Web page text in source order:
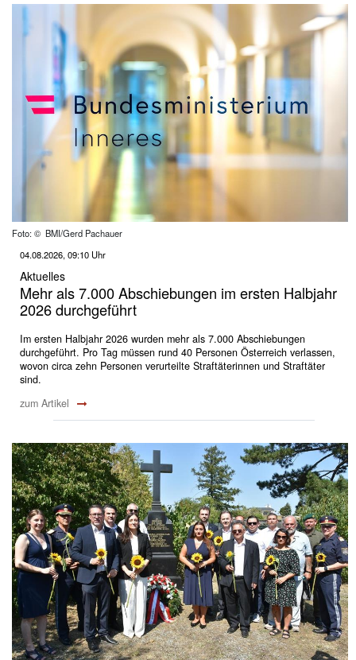
Foto: © BMI/Gerd Pachauer
04.08.2026, 09:10 Uhr
Aktuelles
Mehr als 7.000 Abschiebungen im ersten Halbjahr
2026 durchgeführt
Im ersten Halbjahr 2026 wurden mehr als 7.000 Abschiebungen
durchgeführt. Pro Tag müssen rund 40 Personen Österreich verlassen,
wovon circa zehn Personen verurteilte Straftäterinnen und Straftäter
sind.
zum Artikel